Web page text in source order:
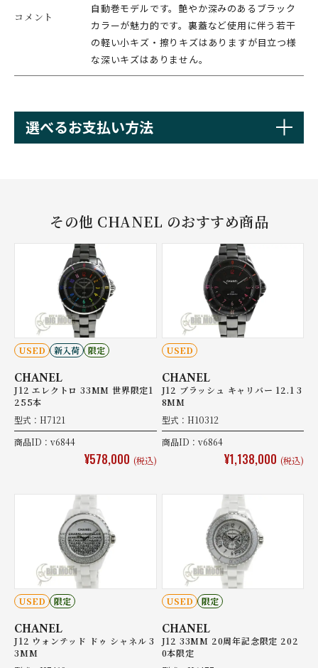
コメント
自動巻モデルです。艶やか深みのあるブラック
カラーが魅力的です。裏蓋など使用に伴う若干
の軽い小キズ・擦りキズはありますが目立つ様
な深いキズはありません。
選べるお支払い方法
その他 CHANEL のおすすめ商品
USED 新入荷 限定
CHANEL
J12 エレクトロ 33MM 世界限定1
255本
型式：H7121
商品ID：v6844
¥578,000 (税込)
USED
CHANEL
J12 ブラッシュ キャリバー 12.1 3
8MM
型式：H10312
商品ID：v6864
¥1,138,000 (税込)
USED 限定
CHANEL
J12 ウォンテッド ドゥ シャネル 3
3MM
USED 限定
CHANEL
J12 33MM 20周年記念限定 202
0本限定